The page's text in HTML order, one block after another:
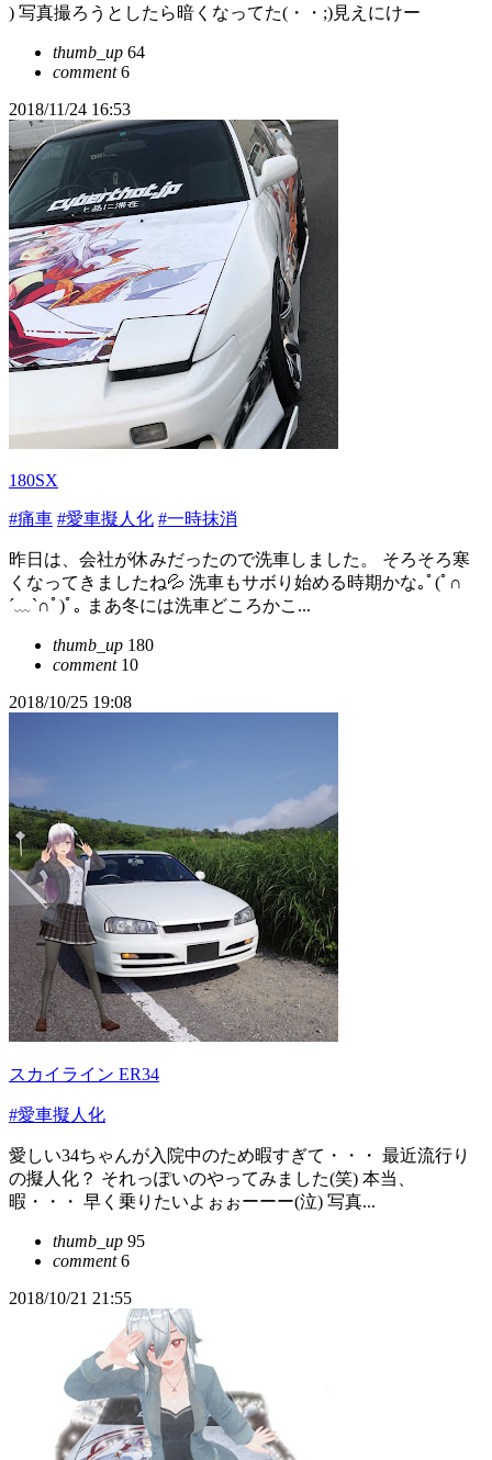
) 写真撮ろうとしたら暗くなってた(・・;)見えにけー
thumb_up 64
comment6
2018/11/24 16:53
180SX
#痛車 #愛車擬人化 #一時抹消
昨日は、会社が休みだったので洗車しました。 そろそろ寒
くなってきましたね💦 洗車もサボり始める時期かな｡ﾟ(ﾟ∩
´﹏`∩ﾟ)ﾟ｡ まあ冬には洗車どころかこ...
thumb_up 180
comment10
2018/10/25 19:08
スカイライン ER34
#愛車擬人化
愛しい34ちゃんが入院中のため暇すぎて・・・ 最近流行り
の擬人化？ それっぽいのやってみました(笑) 本当、
暇・・・ 早く乗りたいよぉぉーーー(泣) 写真...
thumb_up 95
comment6
2018/10/21 21:55